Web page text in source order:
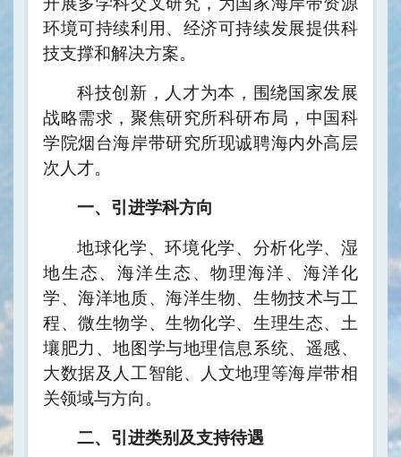
环境可持续利用、经济可持续发展提供科
技支撑和解决方案。
科技创新，人才为本，围绕国家发展
战略需求，聚焦研究所科研布局，中国科
学院烟台海岸带研究所现诚聘海内外高层
次人才。
一、引进学科方向
地球化学、环境化学、分析化学、湿
地生态、海洋生态、物理海洋、海洋化
学、海洋地质、海洋生物、生物技术与工
程、微生物学、生物化学、生理生态、土
壤肥力、地图学与地理信息系统、遥感、
大数据及人工智能、人文地理等海岸带相
关领域与方向。
二、引进类别及支持待遇